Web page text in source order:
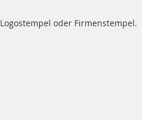
oder Firmenstempel.